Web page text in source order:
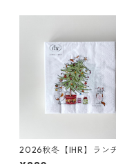
2026秋冬【IHR】ラン
ズ ペーパーナプキン